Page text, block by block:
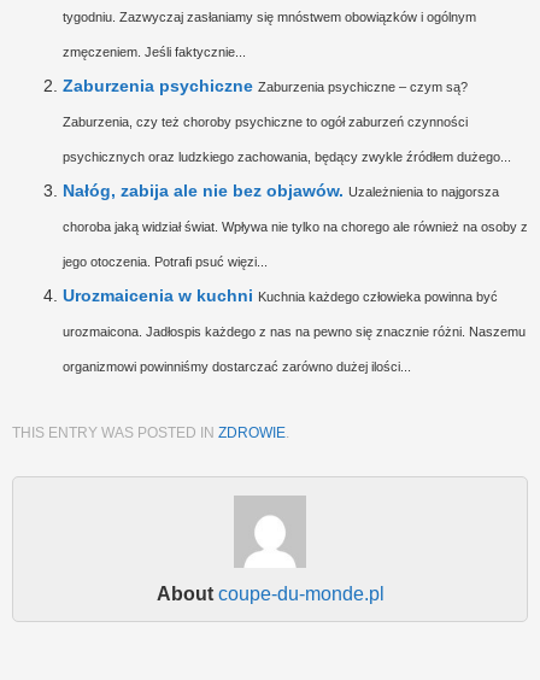
tygodniu. Zazwyczaj zasłaniamy się mnóstwem obowiązków i ogólnym
zmęczeniem. Jeśli faktycznie...
Zaburzenia psychiczne Zaburzenia psychiczne – czym są?
Zaburzenia, czy też choroby psychiczne to ogół zaburzeń czynności
psychicznych oraz ludzkiego zachowania, będący zwykle źródłem dużego...
Nałóg, zabija ale nie bez objawów. Uzależnienia to najgorsza
choroba jaką widział świat. Wpływa nie tylko na chorego ale również na osoby z
jego otoczenia. Potrafi psuć więzi...
Urozmaicenia w kuchni Kuchnia każdego człowieka powinna być
urozmaicona. Jadłospis każdego z nas na pewno się znacznie różni. Naszemu
organizmowi powinniśmy dostarczać zarówno dużej ilości...
THIS ENTRY WAS POSTED IN ZDROWIE.
About coupe-du-monde.pl